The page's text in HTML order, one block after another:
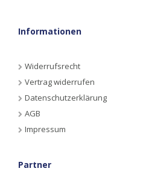
Informationen
Widerrufsrecht
Vertrag widerrufen
Datenschutzerklärung
AGB
Impressum
Partner